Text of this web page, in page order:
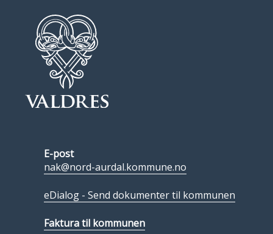
E-post
nak@nord-aurdal.kommune.no
eDialog - Send dokumenter til kommunen
Faktura til kommunen